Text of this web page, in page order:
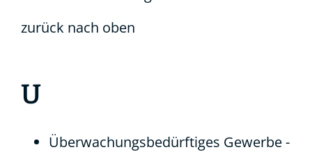
zurück nach oben
U
Überwachungsbedürftiges Gewerbe -